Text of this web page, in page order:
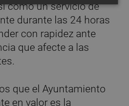
como un servicio de
durante las 24 horas
con rapidez ante
que afecte a las
que el Ayuntamiento
en valor es la